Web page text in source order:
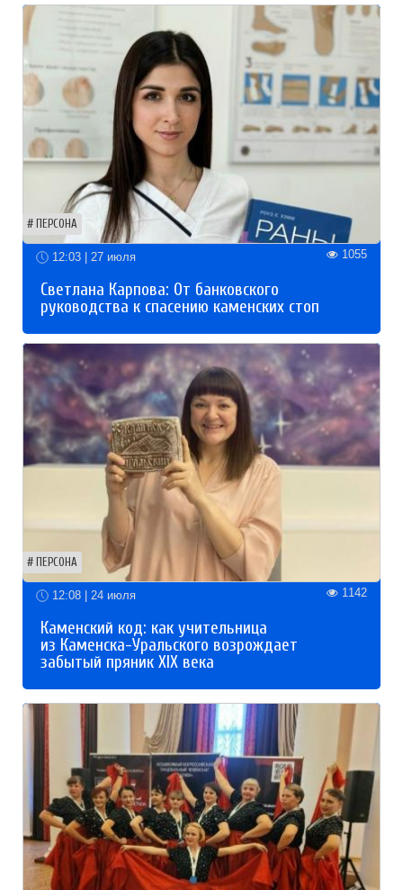
ПЕРСОНА
12:03 | 27 июля 1055
Светлана Карпова: От банковского
руководства к спасению каменских стоп
ПЕРСОНА
12:08 | 24 июля 1142
Каменский код: как учительница
из Каменска-Уральского возрождает
забытый пряник XIX века